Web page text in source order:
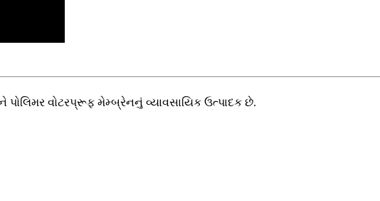
વોટરપ્રૂફ મેમ્બ્રેનનું વ્યાવસાયિક ઉત્પાદક છે.